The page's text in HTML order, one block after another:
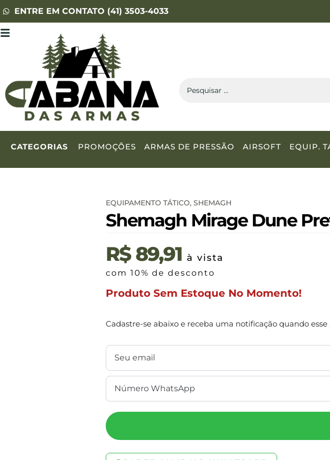
ENTRE EM CONTATO (41) 3503-4033
CATEGORIAS PROMOÇÕES ARMAS DE PRESSÃO AIRSOFT EQUIP.
EQUIPAMENTO TÁTICO, SHEMAGH
Shemagh Mirage Dune
R$89,91 à vista
com 10% de desconto
Produto Sem Estoque No Momento!
Cadastre-se abaixo e receba uma notificação quando